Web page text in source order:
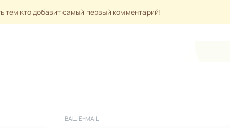
тем кто добавит самый первый комментарий!
ВАШ E-MAIL